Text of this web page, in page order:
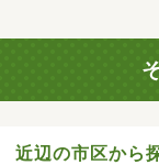
近辺の市区から